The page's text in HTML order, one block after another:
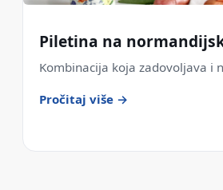
Piletina na
Kombinacija koja zadovoljava i
Pročitaj više →